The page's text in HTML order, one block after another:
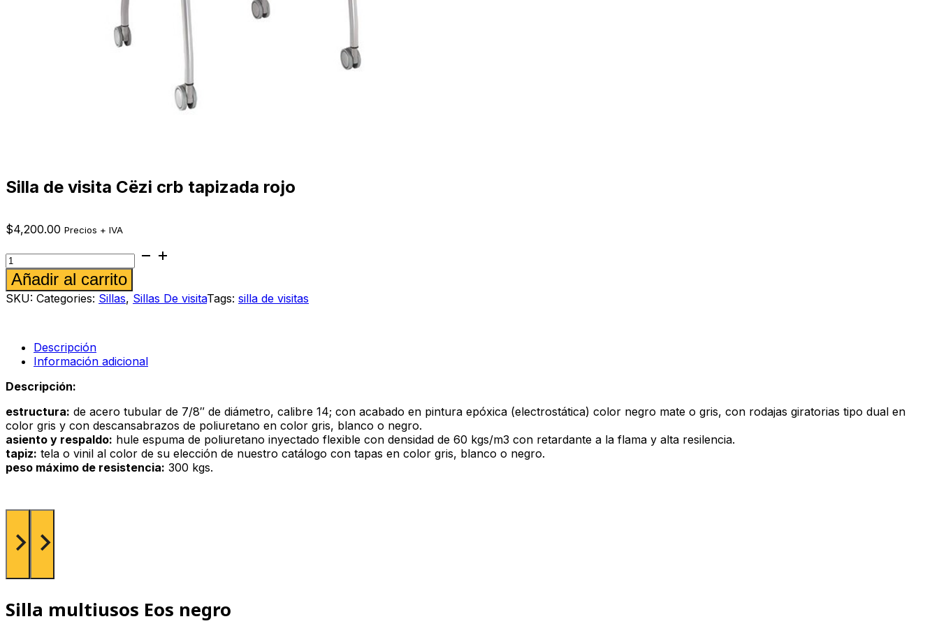
Silla de visita Cëzi crb tapizada rojo
$4,200.00 Precios + IVA
Silla
de
visita
Cëzi
crb
cantidad
Añadir al carrito
SKU: Categories: Sillas, Sillas De visitaTags: silla de visitas
Descripción
Información adicional
Descripción:
estructura: de acero tubular de 7/8″ de diámetro, calibre 14; con acabado en pintura epóxica (electrostática) color negro mate o gris, con rodajas giratorias tipo dual en
color gris y con descansabrazos de poliuretano en color gris, blanco o negro.
asiento y respaldo: hule espuma de poliuretano inyectado flexible con densidad de 60 kgs/m3 con retardante a la flama y alta resilencia.
tapiz: tela o vinil al color de su elección de nuestro catálogo con tapas en color gris, blanco o negro.
peso máximo de resistencia: 300 kgs.
Silla multiusos Eos negro